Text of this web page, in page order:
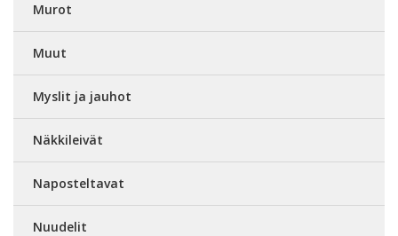
Murot
Muut
Myslit ja jauhot
Näkkileivät
Naposteltavat
Nuudelit